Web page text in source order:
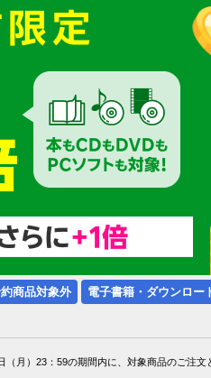
商品対象外 電子書籍・ダウンロー
月）23：59の期間内に、対象商品のご注